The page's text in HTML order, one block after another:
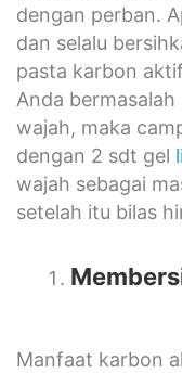
dengan perban.
dan selalu
pasta karbon
Anda
wajah, maka
dengan 2 sdt gel
wajah sebagai
setelah itu bilas
Manfaat karbon